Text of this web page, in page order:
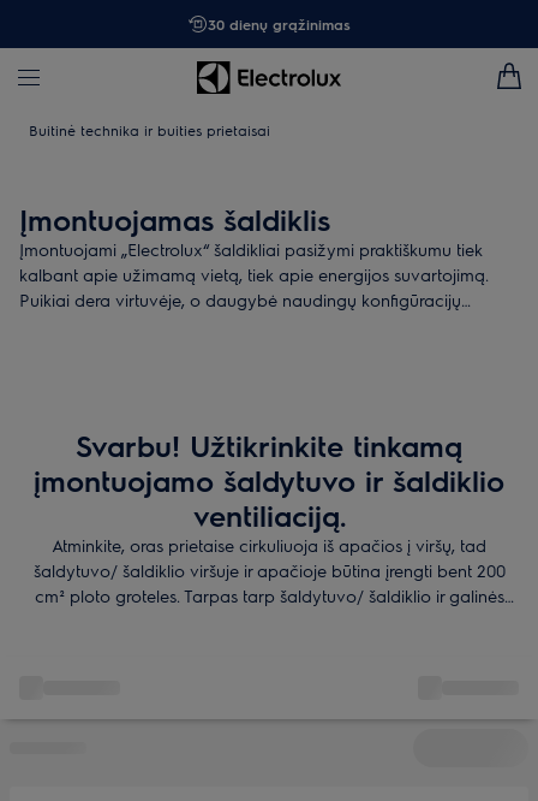
30 dienų grąžinimas
Buitinė technika ir buities prietaisai
Įmontuojamas šaldiklis
Įmontuojami „Electrolux“ šaldikliai pasižymi praktiškumu tiek
kalbant apie užimamą vietą, tiek apie energijos suvartojimą.
Puikiai dera virtuvėje, o daugybė naudingų konfigūracijų
Svarbu! Užtikrinkite tinkamą
įmontuojamo šaldytuvo ir šaldiklio
ventiliaciją.
Atminkite, oras prietaise cirkuliuoja iš apačios į viršų, tad
šaldytuvo/ šaldiklio viršuje ir apačioje būtina įrengti bent 200
cm² ploto groteles. Tarpas tarp šaldytuvo/ šaldiklio ir galinės